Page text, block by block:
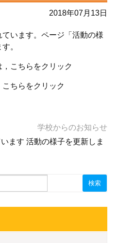
2018年07月13日
います。ページ「活動の様
。
こちらをクリック
ちらをクリック
学校からのお知らせ
ます 活動の様子を更新しま